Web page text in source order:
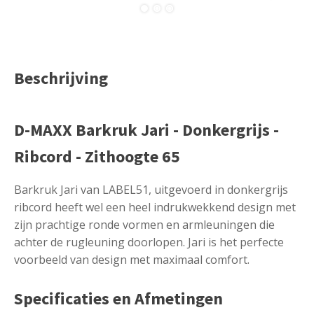
Beschrijving
D-MAXX Barkruk Jari - Donkergrijs -
Ribcord - Zithoogte 65
Barkruk Jari van LABEL51, uitgevoerd in donkergrijs
ribcord heeft wel een heel indrukwekkend design met
zijn prachtige ronde vormen en armleuningen die
achter de rugleuning doorlopen. Jari is het perfecte
voorbeeld van design met maximaal comfort.
Specificaties en Afmetingen